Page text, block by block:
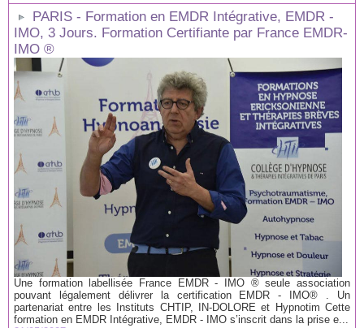
PARIS - Formation en EMDR Intégrative, EMDR -
IMO, 3 Jours. Formation Certifiante par France EMDR-
IMO ®
Une formation labellisée France EMDR - IMO ® seule association
pouvant légalement délivrer la certification EMDR - IMO® . Un
partenariat entre les Instituts CHTIP, IN-DOLORE et Hypnotim Cette
formation en EMDR Intégrative, EMDR - IMO s’inscrit dans la prise e...